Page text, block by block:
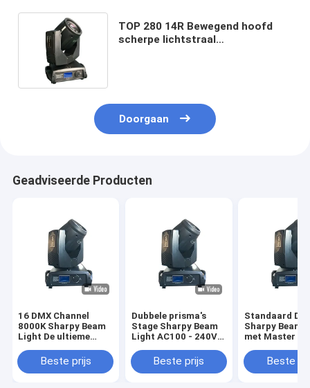
TOP 280 14R Bewegend hoofd
scherpe lichtstraal
Doorgaan
Geadviseerde Producten
16 DMX Channel
8000K Sharpy Beam
Light De ultieme
Beste prijs
Dubbele prisma's
Stage Sharpy Beam
Light AC100 - 240V
verlichtingsoplossing
Beste prijs
Standaard
Sharpy Beam
met Master
DMX kanaal
Beste